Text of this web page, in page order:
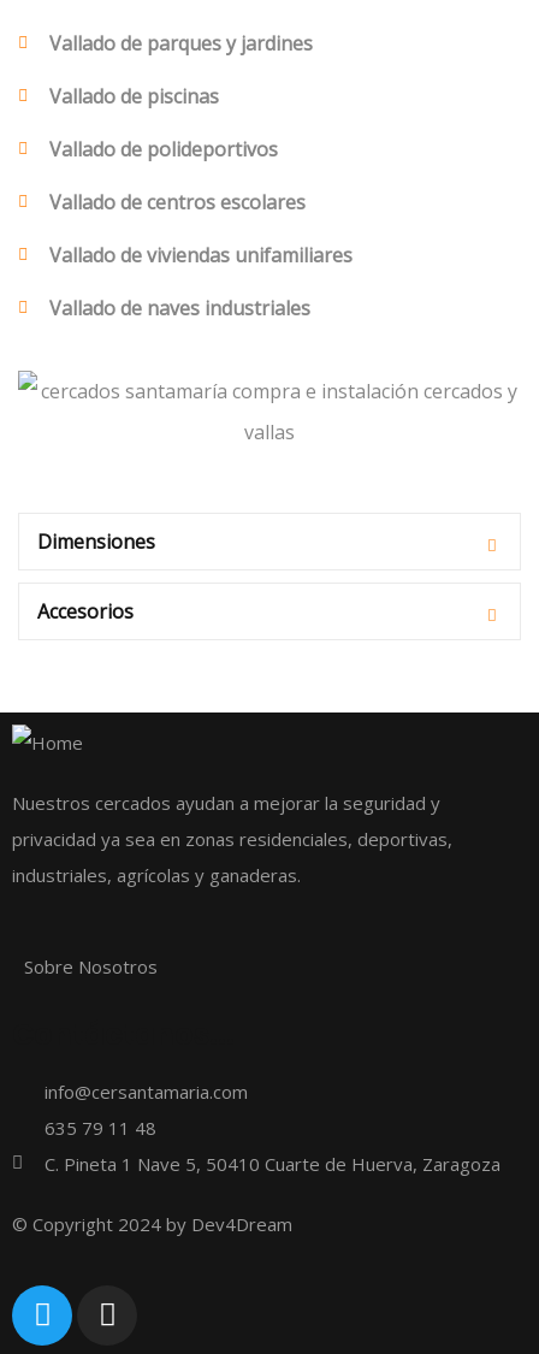
Vallado de parques y jardines
Vallado de piscinas
Vallado de polideportivos
Vallado de centros escolares
Vallado de viviendas unifamiliares
Vallado de naves industriales
Dimensiones
Accesorios
Nuestros cercados ayudan a mejorar la seguridad y
privacidad ya sea en zonas residenciales, deportivas,
industriales, agrícolas y ganaderas.
Sobre Nosotros
info@cersantamaria.com
635 79 11 48
C. Pineta 1 Nave 5, 50410 Cuarte de Huerva, Zaragoza
© Copyright 2024 by Dev4Dream